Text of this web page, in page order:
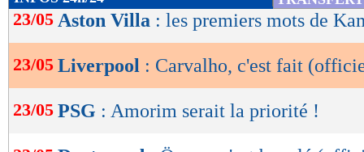
de
OK
23/05 Aston Villa : les premiers mots de
23/05 Liverpool : Carvalho, c'est fait
23/05 PSG : Amorim serait la priorité !